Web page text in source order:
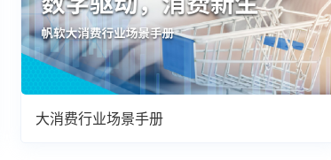
大消费行业场景手册